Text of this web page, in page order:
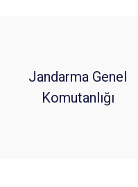
Jandarma Genel
Komutanlığı